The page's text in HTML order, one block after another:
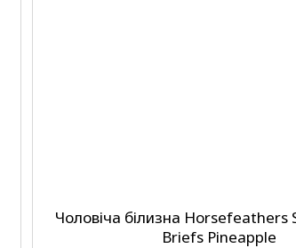
Чоловіча білизна Horsefeathers
Briefs Pineapple